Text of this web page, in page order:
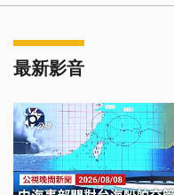
最新影音